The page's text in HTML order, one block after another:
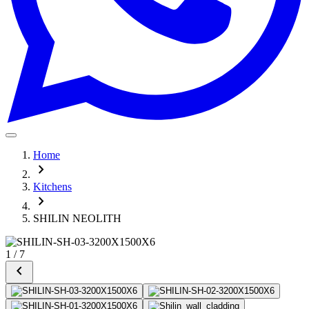
Home
chevron_right
Kitchens
chevron_right
SHILIN NEOLITH
1 / 7
chevron_left